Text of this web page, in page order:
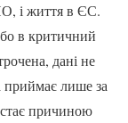
і життя в ЄС.
в критичний
дані не
приймає лише за
причиною